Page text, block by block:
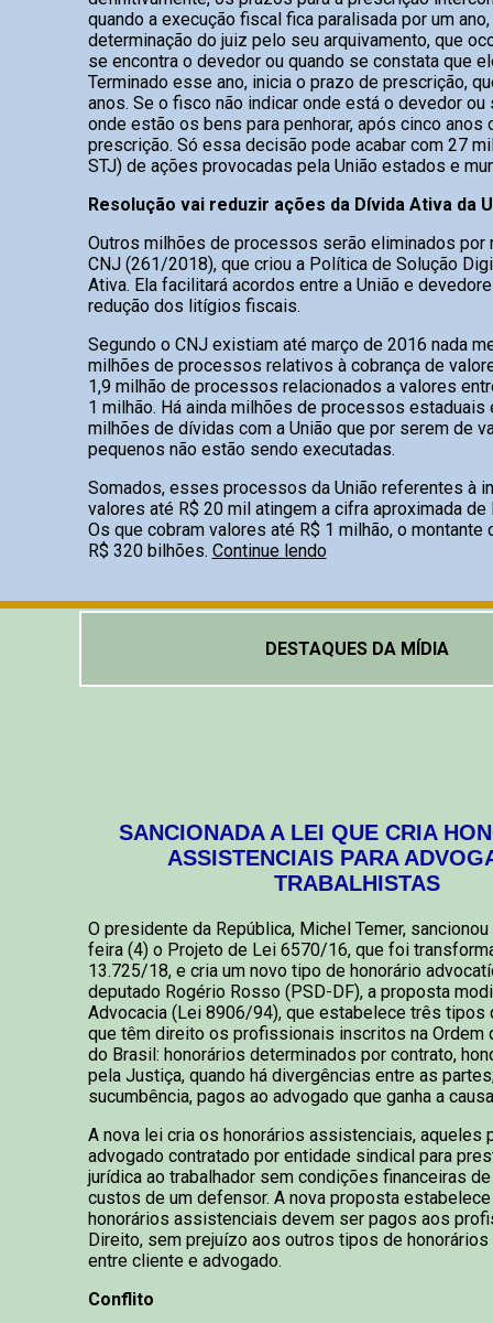
quando a execução fiscal fica paralisada por um
determinação do juiz pelo seu arquivamento, que
se encontra o devedor ou quando se constata que
Terminado esse ano, inicia o prazo de prescrição,
anos. Se o fisco não indicar onde está o devedor ou
onde estão os bens para penhorar, após cinco anos
prescrição. Só essa decisão pode acabar com 27
STJ) de ações provocadas pela União estados e
Resolução vai reduzir ações da Dívida Ativa da
Outros milhões de processos serão eliminados por
CNJ (261/2018), que criou a Política de Solução
Ativa. Ela facilitará acordos entre a União e
redução dos litígios fiscais.
Segundo o CNJ existiam até março de 2016 nada
milhões de processos relativos à cobrança de
1,9 milhão de processos relacionados a valores
1 milhão. Há ainda milhões de processos estaduais
milhões de dívidas com a União que por serem de
pequenos não estão sendo executadas.
Somados, esses processos da União referentes à
valores até R$ 20 mil atingem a cifra aproximada de
Os que cobram valores até R$ 1 milhão, o montante
R$ 320 bilhões. Continue lendo
DESTAQUES DA MÍDIA
SANCIONADA A LEI QUE CRIA
ASSISTENCIAIS PARA
TRABALHISTAS
O presidente da República, Michel Temer,
feira (4) o Projeto de Lei 6570/16, que foi
13.725/18, e cria um novo tipo de honorário
deputado Rogério Rosso (PSD-DF), a proposta
Advocacia (Lei 8906/94), que estabelece três tipos
que têm direito os profissionais inscritos na Ordem
do Brasil: honorários determinados por contrato,
pela Justiça, quando há divergências entre as
sucumbência, pagos ao advogado que ganha a
A nova lei cria os honorários assistenciais, aqueles
advogado contratado por entidade sindical para
jurídica ao trabalhador sem condições financeiras
custos de um defensor. A nova proposta
honorários assistenciais devem ser pagos aos
Direito, sem prejuízo aos outros tipos de
entre cliente e advogado.
Conflito